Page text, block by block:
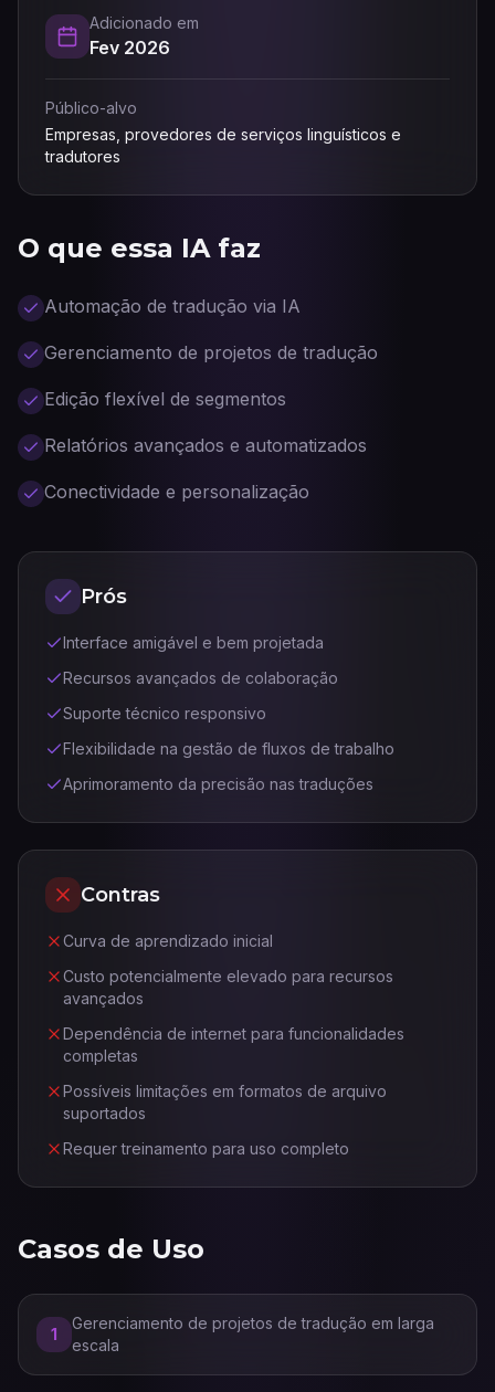
O que essa IA faz
Automação de tradução via IA
Gerenciamento de projetos de tradução
Edição flexível de segmentos
Relatórios avançados e automatizados
Conectividade e personalização
Prós
Interface amigável e bem projetada
Recursos avançados de colaboração
Suporte técnico responsivo
Flexibilidade na gestão de fluxos de trabalho
Aprimoramento da precisão nas traduções
Contras
Curva de aprendizado inicial
Custo potencialmente elevado para recursos
avançados
Dependência de internet para funcionalidades
completas
Possíveis limitações em formatos de arquivo
suportados
Requer treinamento para uso completo
Casos de Uso
1
Gerenciamento de projetos de tradução em larga
escala
Adicionado em
Fev 2026
Público-alvo
Empresas, provedores de serviços linguísticos e
tradutores